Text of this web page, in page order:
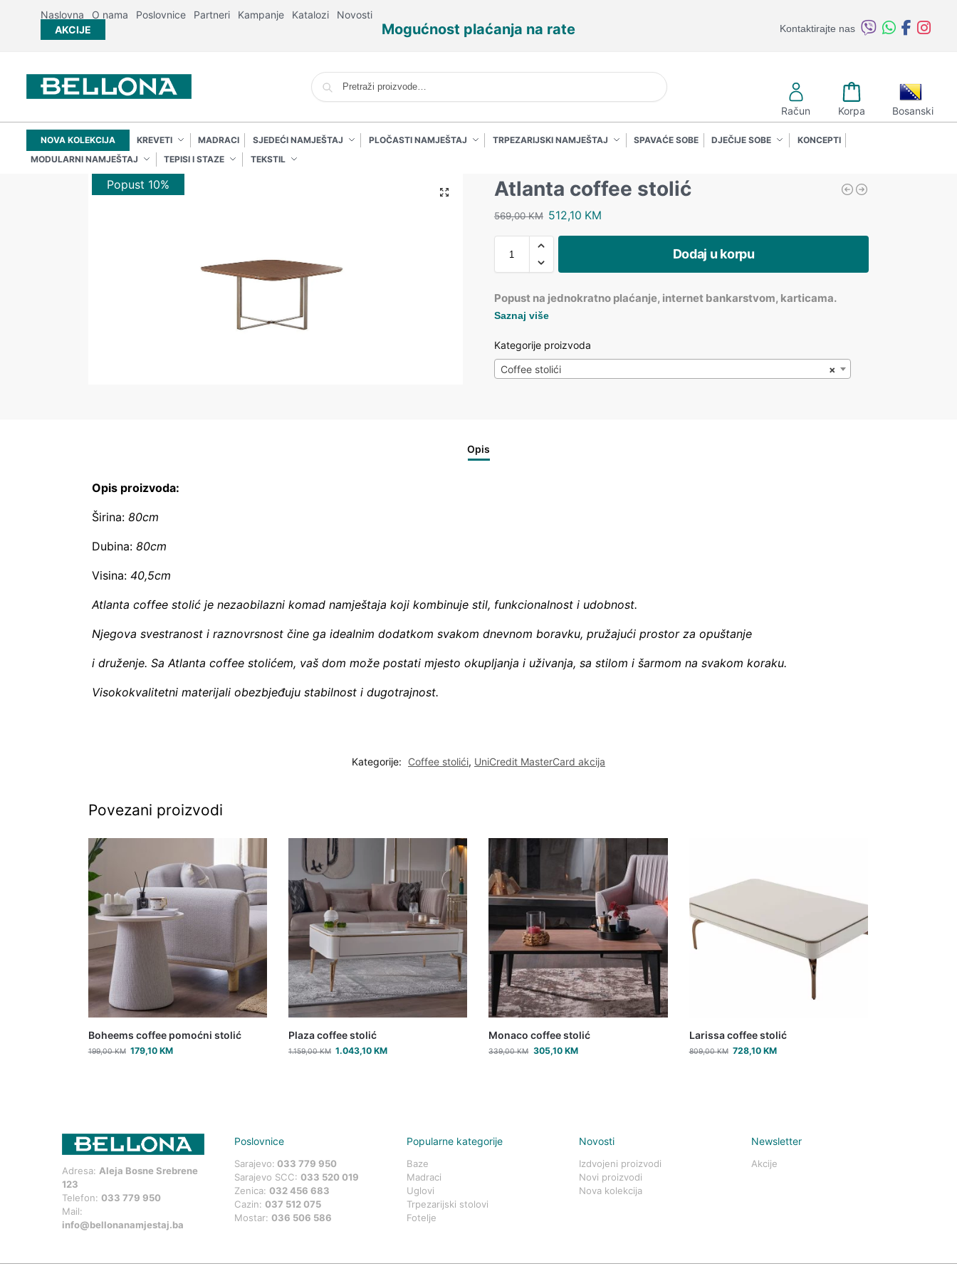
Naslovna O nama Poslovnice Partneri Kampanje Katalozi
Novosti
AKCIJE
Mogućnost plaćanja na rate Kontaktirajte nas
Pretraži
Račun Korpa Bosanski
NOVA KOLEKCIJA KREVETI MADRACI SJEDEĆI NAMJEŠTAJ PLOČASTI NAMJEŠTAJ TRPEZARIJSKI NAMJEŠTAJ SPAVAĆE SOBE DJEČIJE SOBE
KONCEPTI
MODULARNI NAMJEŠTAJ
TEPISI I STAZE TEKSTIL
Popust 10% Atlanta coffee stolić
569,00KM 512,10 KM
Dodaj u korpu
Popust na jednokratno plaćanje, internet bankarstvom, karticama.
Saznaj više
Kategorije proizvoda
×
Coffee stolići
Opis
Opis proizvoda:
Širina: 80cm
Dubina: 80cm
Visina: 40,5cm
Atlanta coffee stolić je nezaobilazni komad namještaja koji kombinuje stil, funkcionalnost i udobnost.
Njegova svestranost i raznovrsnost čine ga idealnim dodatkom svakom dnevnom boravku, pružajući prostor za opuštanje
i druženje. Sa Atlanta coffee stolićem, vaš dom može postati mjesto okupljanja i uživanja, sa stilom i šarmom na svakom koraku.
Visokokvalitetni materijali obezbjeđuju stabilnost i dugotrajnost.
Kategorije: Coffee stolići, UniCredit MasterCard akcija
Povezani proizvodi
Boheems coffee pomoćni stolić
199,00KM 179,10KM
Plaza coffee stolić
1.159,00KM 1.043,10KM
Monaco coffee stolić
339,00KM 305,10 KM
Larissa coffee stolić
809,00KM 728,10KM
Adresa: Aleja Bosne Srebrene
123
Telefon:033 779 950
Mail:
info@bellonanamjestaj.ba
Poslovnice
Sarajevo: 033 779 950
Sarajevo SCC:033 520 019
Zenica:032 456 683
Cazin:037 512 075
Mostar:036 506 586
Popularne kategorije
Baze
Madraci
Uglovi
Trpezarijski stolovi
Fotelje
Novosti
Izdvojeni proizvodi
Novi proizvodi
Nova kolekcija
Newsletter
Akcije